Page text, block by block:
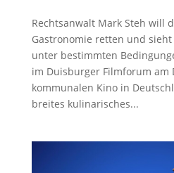
Rechtsanwalt Mark Steh will
Gastronomie retten und
unter bestimmten
im Duisburger Filmforum am
kommunalen Kino in
breites kulinarisches...